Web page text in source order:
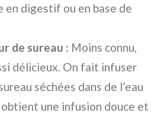
en digestif ou en base de
de sureau : Moins connu,
délicieux. On fait infuser
séchées dans de l’eau
une infusion douce et